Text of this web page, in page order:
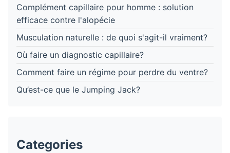
Complément capillaire pour homme : solution
efficace contre l'alopécie
Musculation naturelle : de quoi s'agit-il vraiment?
Où faire un diagnostic capillaire?
Comment faire un régime pour perdre du ventre?
Qu’est-ce que le Jumping Jack?
Categories